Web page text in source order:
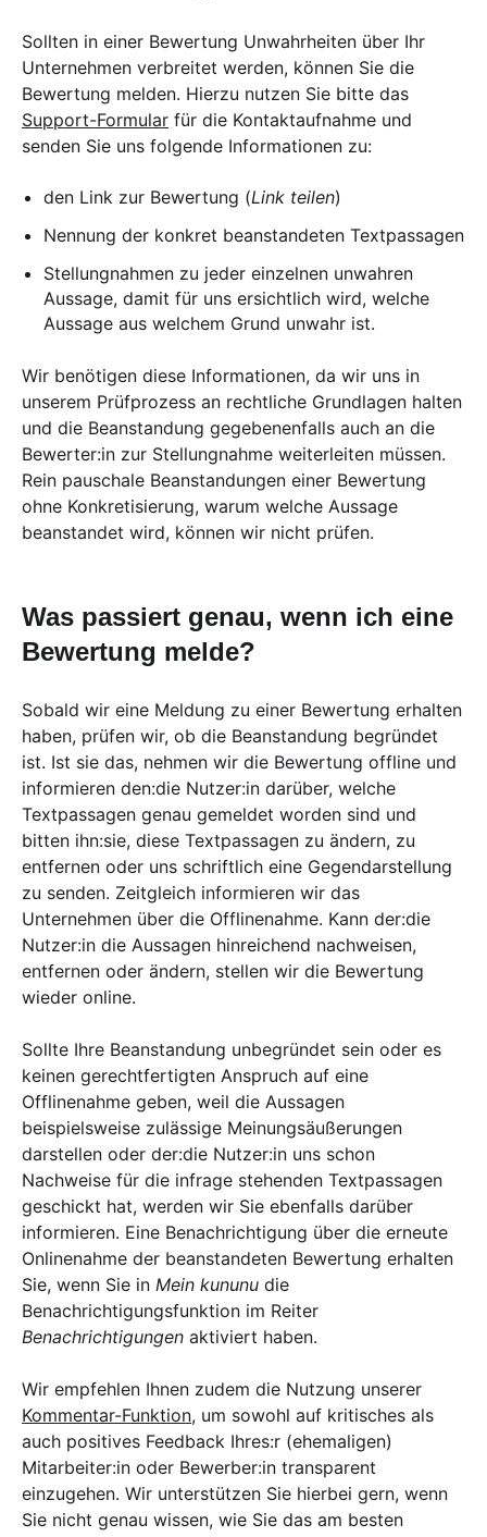
Sollten in einer Bewertung Unwahrheiten über Ihr
Unternehmen verbreitet werden, können Sie die
Bewertung melden. Hierzu nutzen Sie bitte das
Support-Formular für die Kontaktaufnahme und
senden Sie uns folgende Informationen zu:
den Link zur Bewertung (Link teilen)
Nennung der konkret beanstandeten Textpassagen
Stellungnahmen zu jeder einzelnen unwahren
Aussage, damit für uns ersichtlich wird, welche
Aussage aus welchem Grund unwahr ist.
Wir benötigen diese Informationen, da wir uns in
unserem Prüfprozess an rechtliche Grundlagen halten
und die Beanstandung gegebenenfalls auch an die
Bewerter:in zur Stellungnahme weiterleiten müssen.
Rein pauschale Beanstandungen einer Bewertung
ohne Konkretisierung, warum welche Aussage
beanstandet wird, können wir nicht prüfen.
Was passiert genau, wenn ich eine
Bewertung melde?
Sobald wir eine Meldung zu einer Bewertung erhalten
haben, prüfen wir, ob die Beanstandung begründet
ist. Ist sie das, nehmen wir die Bewertung offline und
informieren den:die Nutzer:in darüber, welche
Textpassagen genau gemeldet worden sind und
bitten ihn:sie, diese Textpassagen zu ändern, zu
entfernen oder uns schriftlich eine Gegendarstellung
zu senden. Zeitgleich informieren wir das
Unternehmen über die Offlinenahme. Kann der:die
Nutzer:in die Aussagen hinreichend nachweisen,
entfernen oder ändern, stellen wir die Bewertung
wieder online.
Sollte Ihre Beanstandung unbegründet sein oder es
keinen gerechtfertigten Anspruch auf eine
Offlinenahme geben, weil die Aussagen
beispielsweise zulässige Meinungsäußerungen
darstellen oder der:die Nutzer:in uns schon
Nachweise für die infrage stehenden Textpassagen
geschickt hat, werden wir Sie ebenfalls darüber
informieren. Eine Benachrichtigung über die erneute
Onlinenahme der beanstandeten Bewertung erhalten
Sie, wenn Sie in Mein kununu die
Benachrichtigungsfunktion im Reiter
Benachrichtigungen aktiviert haben.
Wir empfehlen Ihnen zudem die Nutzung unserer
Kommentar-Funktion, um sowohl auf kritisches als
auch positives Feedback Ihres:r (ehemaligen)
Mitarbeiter:in oder Bewerber:in transparent
einzugehen. Wir unterstützen Sie hierbei gern, wenn
Sie nicht genau wissen, wie Sie das am besten